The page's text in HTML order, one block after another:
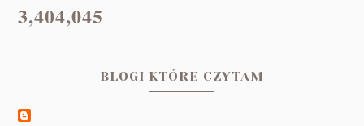
3,404,045
BLOGI KTÓRE CZYTAM